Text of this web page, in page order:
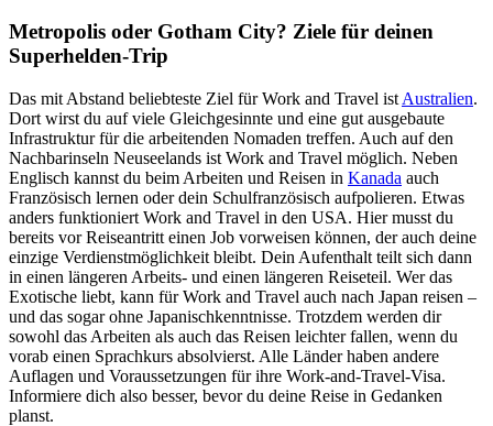
Metropolis oder Gotham City? Ziele für deinen
Superhelden-Trip
Das mit Abstand beliebteste Ziel für Work and Travel ist Australien.
Dort wirst du auf viele Gleichgesinnte und eine gut ausgebaute
Infrastruktur für die arbeitenden Nomaden treffen. Auch auf den
Nachbarinseln Neuseelands ist Work and Travel möglich. Neben
Englisch kannst du beim Arbeiten und Reisen in Kanada auch
Französisch lernen oder dein Schulfranzösisch aufpolieren. Etwas
anders funktioniert Work and Travel in den USA. Hier musst du
bereits vor Reiseantritt einen Job vorweisen können, der auch deine
einzige Verdienstmöglichkeit bleibt. Dein Aufenthalt teilt sich dann
in einen längeren Arbeits- und einen längeren Reiseteil. Wer das
Exotische liebt, kann für Work and Travel auch nach Japan reisen –
und das sogar ohne Japanischkenntnisse. Trotzdem werden dir
sowohl das Arbeiten als auch das Reisen leichter fallen, wenn du
vorab einen Sprachkurs absolvierst. Alle Länder haben andere
Auflagen und Voraussetzungen für ihre Work-and-Travel-Visa.
Informiere dich also besser, bevor du deine Reise in Gedanken
planst.